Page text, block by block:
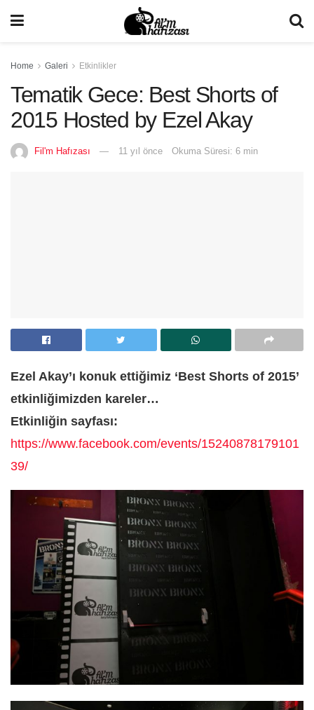
Home Galeri Etkinlikler
Tematik Gece: Best Shorts of
2015 Hosted by Ezel Akay
Fil'm Hafızası 11 yıl önce Okuma Süresi: 6 min
Ezel Akay’ı konuk ettiğimiz ‘Best Shorts of 2015’
etkinliğimizden kareler…
Etkinliğin sayfası:
https://www.facebook.com/events/15240878179101
39/